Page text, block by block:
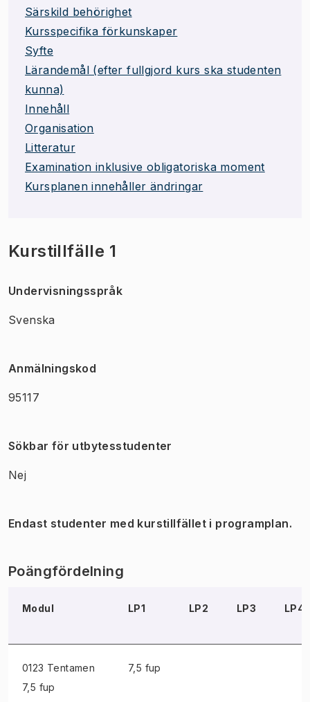
Särskild behörighet
Kursspecifika förkunskaper
Syfte
Lärandemål (efter fullgjord kurs ska studenten
kunna)
Innehåll
Organisation
Litteratur
Examination inklusive obligatoriska moment
Kursplanen innehåller ändringar
Kurstillfälle 1
Undervisningsspråk
Svenska
Anmälningskod
95117
Sökbar för utbytesstudenter
Nej
Endast studenter med kurstillfället i programplan.
Poängfördelning
Modul LP1 LP2 LP3 LP4
0123 Tentamen
7,5 fup
7,5 fup